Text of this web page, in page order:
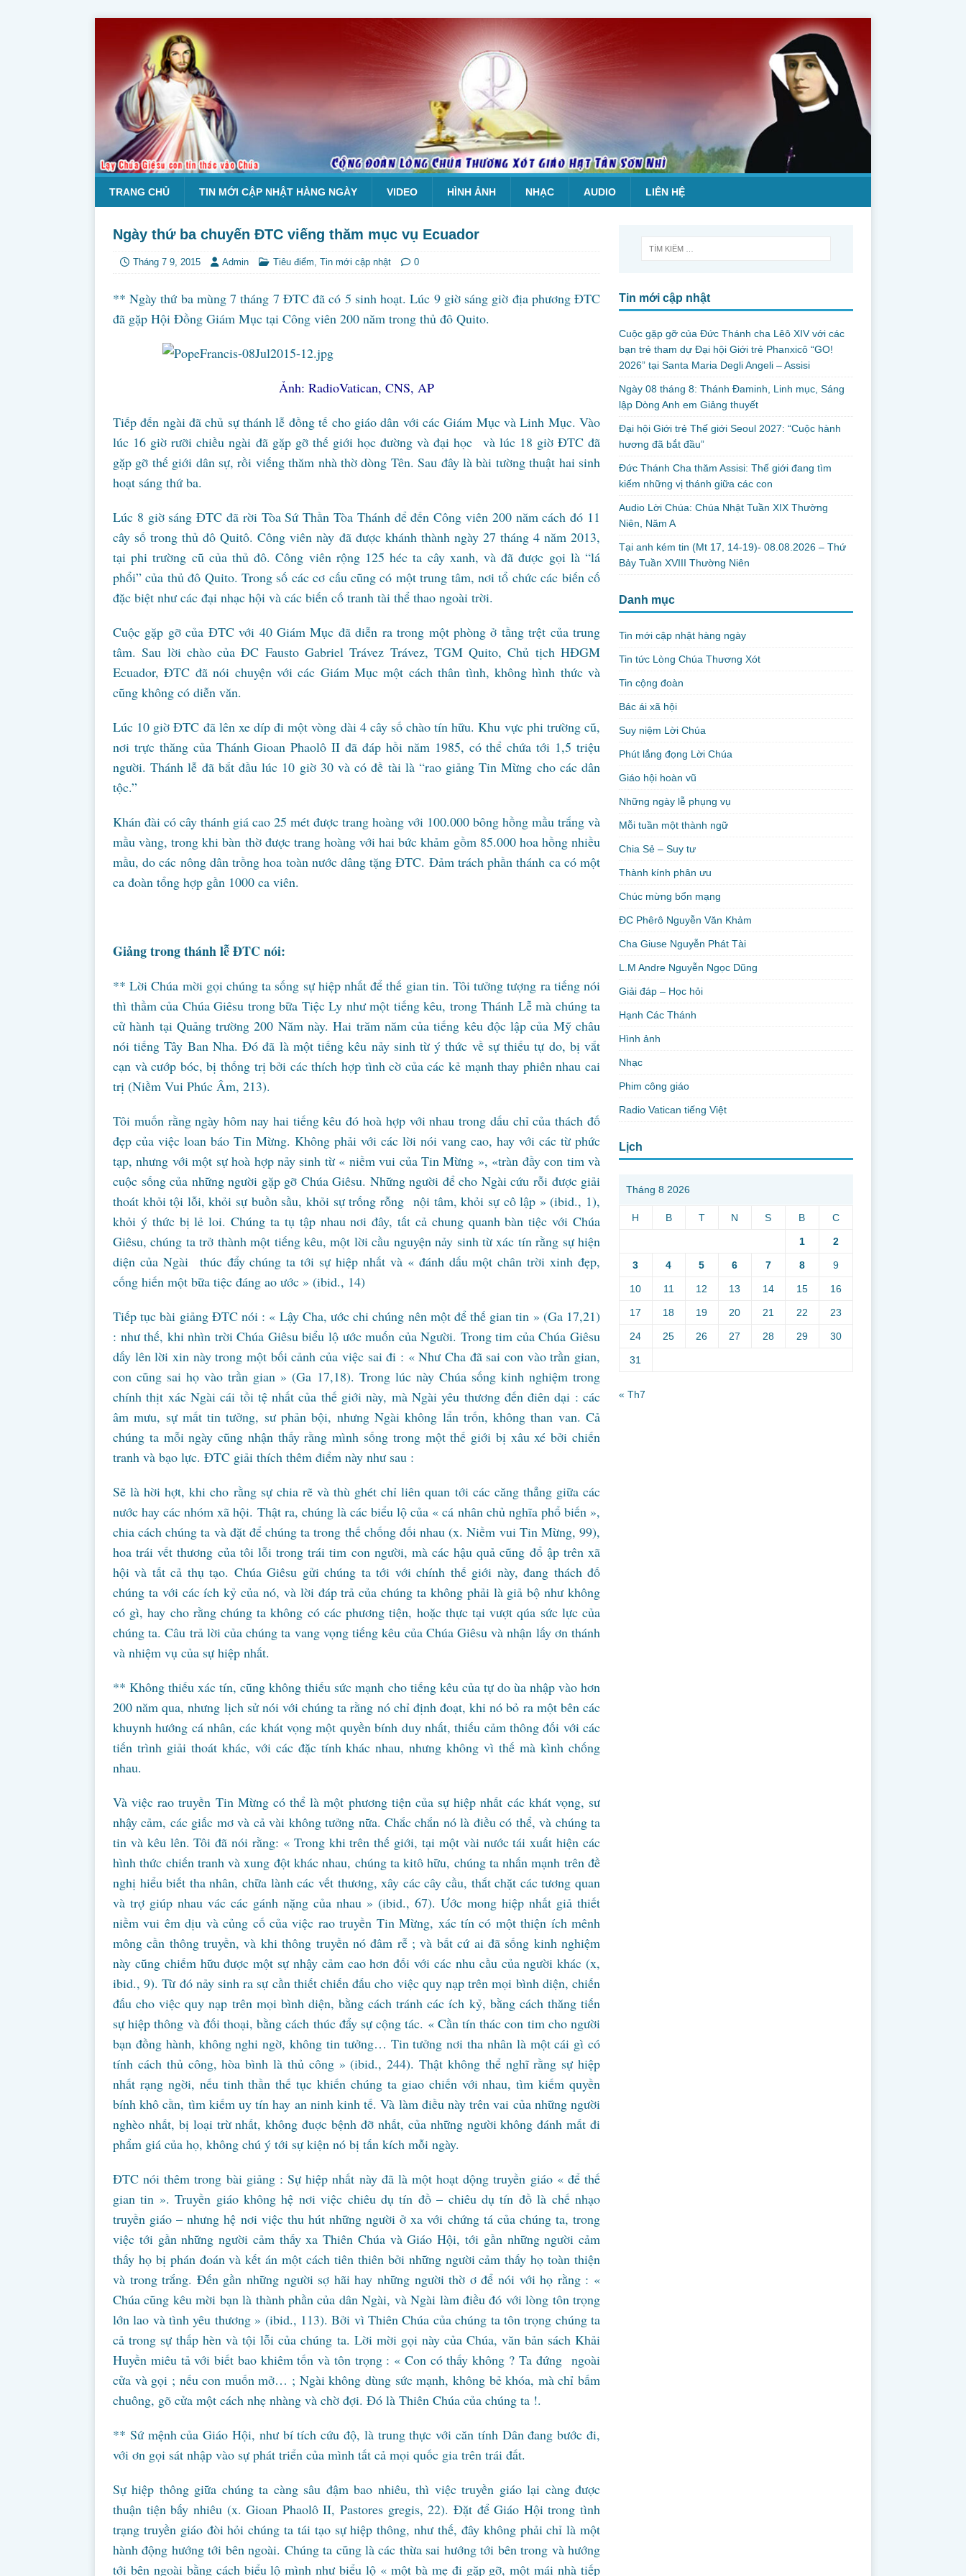
TRANG CHỦ TIN MỚI CẬP NHẬT HÀNG NGÀY VIDEO HÌNH ẢNH NHẠC AUDIO LIÊN HỆ
Ngày thứ ba chuyến ĐTC viếng thăm mục vụ Ecuador
Tháng 7 9, 2015 Admin Tiêu điểm, Tin mới cập nhật 0
** Ngày thứ ba mùng 7 tháng 7 ĐTC đã có 5 sinh hoạt. Lúc 9 giờ sáng giờ địa phương ĐTC
đã gặp Hội Đồng Giám Mục tại Công viên 200 năm trong thủ đô Quito.
Ảnh: RadioVatican, CNS, AP
Tiếp đến ngài đã chủ sự thánh lễ đồng tế cho giáo dân với các Giám Mục và Linh Mục. Vào
lúc 16 giờ rưỡi chiều ngài đã gặp gỡ thế giới học đường và đại học và lúc 18 giờ ĐTC đã
gặp gỡ thế giới dân sự, rồi viếng thăm nhà thờ dòng Tên. Sau đây là bài tường thuật hai sinh
hoạt sáng thứ ba.
Lúc 8 giờ sáng ĐTC đã rời Tòa Sứ Thần Tòa Thánh để đến Công viên 200 năm cách đó 11
cây số trong thủ đô Quitô. Công viên này đã được khánh thành ngày 27 tháng 4 năm 2013,
tại phi trường cũ của thủ đô. Công viên rộng 125 héc ta cây xanh, và đã được gọi là “lá
phổi” của thủ đô Quito. Trong số các cơ cấu cũng có một trung tâm, nơi tổ chức các biến cố
đặc biệt như các đại nhạc hội và các biến cố tranh tài thể thao ngoài trời.
Cuộc gặp gỡ của ĐTC với 40 Giám Mục đã diễn ra trong một phòng ở tầng trệt của trung
tâm. Sau lời chào của ĐC Fausto Gabriel Trávez Trávez, TGM Quito, Chủ tịch HĐGM
Ecuador, ĐTC đã nói chuyện với các Giám Mục một cách thân tình, không hình thức và
cũng không có diễn văn.
Lúc 10 giờ ĐTC đã lên xe díp đi một vòng dài 4 cây số chào tín hữu. Khu vực phi trường cũ,
nơi trực thăng của Thánh Gioan Phaolô II đã đáp hồi năm 1985, có thể chứa tới 1,5 triệu
người. Thánh lễ đã bắt đầu lúc 10 giờ 30 và có đề tài là “rao giảng Tin Mừng cho các dân
tộc.”
Khán đài có cây thánh giá cao 25 mét được trang hoàng với 100.000 bông hồng mầu trắng và
mầu vàng, trong khi bàn thờ được trang hoàng với hai bức khảm gồm 85.000 hoa hồng nhiều
mầu, do các nông dân trồng hoa toàn nước dâng tặng ĐTC. Đảm trách phần thánh ca có một
ca đoàn tổng hợp gần 1000 ca viên.
Giảng trong thánh lễ ĐTC nói:
** Lời Chúa mời gọi chúng ta sống sự hiệp nhất để thế gian tin. Tôi tưởng tượng ra tiếng nói
thì thầm của Chúa Giêsu trong bữa Tiệc Ly như một tiếng kêu, trong Thánh Lễ mà chúng ta
cử hành tại Quảng trường 200 Năm này. Hai trăm năm của tiếng kêu độc lập của Mỹ châu
nói tiếng Tây Ban Nha. Đó đã là một tiếng kêu nảy sinh từ ý thức về sự thiếu tự do, bị vắt
cạn và cướp bóc, bị thống trị bởi các thích hợp tình cờ của các kẻ mạnh thay phiên nhau cai
trị (Niềm Vui Phúc Âm, 213).
Tôi muốn rằng ngày hôm nay hai tiếng kêu đó hoà hợp với nhau trong dấu chỉ của thách đố
đẹp của việc loan báo Tin Mừng. Không phải với các lời nói vang cao, hay với các từ phức
tạp, nhưng với một sự hoà hợp nảy sinh từ « niềm vui của Tin Mừng », «tràn đầy con tim và
cuộc sống của những người gặp gỡ Chúa Giêsu. Những người để cho Ngài cứu rỗi được giải
thoát khỏi tội lỗi, khỏi sự buồn sầu, khỏi sự trống rỗng nội tâm, khỏi sự cô lập » (ibid., 1),
khỏi ý thức bị lẻ loi. Chúng ta tụ tập nhau nơi đây, tất cả chung quanh bàn tiệc với Chúa
Giêsu, chúng ta trở thành một tiếng kêu, một lời cầu nguyện nảy sinh từ xác tín rằng sự hiện
diện của Ngài thúc đẩy chúng ta tới sự hiệp nhất và « đánh dấu một chân trời xinh đẹp,
cống hiến một bữa tiệc đáng ao ước » (ibid., 14)
Tiếp tục bài giảng ĐTC nói : « Lậy Cha, ước chi chúng nên một để thế gian tin » (Ga 17,21)
: như thế, khi nhìn trời Chúa Giêsu biểu lộ ước muốn của Người. Trong tim của Chúa Giêsu
dấy lên lời xin này trong một bối cảnh của việc sai đi : « Như Cha đã sai con vào trần gian,
con cũng sai họ vào trần gian » (Ga 17,18). Trong lúc này Chúa sống kinh nghiệm trong
chính thịt xác Ngài cái tồi tệ nhất của thế giới này, mà Ngài yêu thương đến điên dại : các
âm mưu, sự mất tin tưởng, sư phản bội, nhưng Ngài không lẩn trốn, không than van. Cả
chúng ta mỗi ngày cũng nhận thấy rằng mình sống trong một thế giới bị xâu xé bởi chiến
tranh và bạo lực. ĐTC giải thích thêm điểm này như sau :
Sẽ là hời hợt, khi cho rằng sự chia rẽ và thù ghét chỉ liên quan tới các căng thẳng giữa các
nước hay các nhóm xã hội. Thật ra, chúng là các biểu lộ của « cá nhân chủ nghĩa phổ biến »,
chia cách chúng ta và đặt để chúng ta trong thế chống đối nhau (x. Niềm vui Tin Mừng, 99),
hoa trái vết thương của tôi lỗi trong trái tim con người, mà các hậu quả cũng đổ ập trên xã
hội và tất cả thụ tạo. Chúa Giêsu gửi chúng ta tới với chính thế giới này, đang thách đố
chúng ta với các ích kỷ của nó, và lời đáp trả của chúng ta không phải là giả bộ như không
có gì, hay cho rằng chúng ta không có các phương tiện, hoặc thực tại vượt qúa sức lực của
chúng ta. Câu trả lời của chúng ta vang vọng tiếng kêu của Chúa Giêsu và nhận lấy ơn thánh
và nhiệm vụ của sự hiệp nhất.
** Không thiếu xác tín, cũng không thiếu sức mạnh cho tiếng kêu của tự do ùa nhập vào hơn
200 năm qua, nhưng lịch sử nói với chúng ta rằng nó chỉ định đoạt, khi nó bỏ ra một bên các
khuynh hướng cá nhân, các khát vọng một quyền bính duy nhất, thiếu cảm thông đối với các
tiến trình giải thoát khác, với các đặc tính khác nhau, nhưng không vì thế mà kình chống
nhau.
Và việc rao truyền Tin Mừng có thể là một phương tiện của sự hiệp nhất các khát vọng, sư
nhậy cảm, các giấc mơ và cả vài không tưởng nữa. Chắc chắn nó là điều có thể, và chúng ta
tin và kêu lên. Tôi đã nói rằng: « Trong khi trên thế giới, tại một vài nước tái xuất hiện các
hình thức chiến tranh và xung đột khác nhau, chúng ta kitô hữu, chúng ta nhấn mạnh trên đề
nghị hiểu biết tha nhân, chữa lành các vết thương, xây các cây cầu, thắt chặt các tương quan
và trợ giúp nhau vác các gánh nặng của nhau » (ibid., 67). Ước mong hiệp nhất giả thiết
niềm vui êm dịu và củng cố của việc rao truyền Tin Mừng, xác tín có một thiện ích mênh
mông cần thông truyền, và khi thông truyền nó đâm rễ ; và bất cứ ai đã sống kinh nghiệm
này cũng chiếm hữu được một sự nhậy cảm cao hơn đối với các nhu cầu của người khác (x,
ibid., 9). Từ đó nảy sinh ra sự cần thiết chiến đấu cho việc quy nạp trên mọi bình diện, chiến
đấu cho việc quy nạp trên mọi bình diện, bằng cách tránh các ích kỷ, bằng cách thăng tiến
sự hiệp thông và đối thoại, bằng cách thúc đẩy sự cộng tác. « Cần tín thác con tim cho người
bạn đồng hành, không nghi ngờ, không tin tưởng… Tin tưởng nơi tha nhân là một cái gì có
tính cách thủ công, hòa bình là thủ công » (ibid., 244). Thật không thể nghĩ rằng sự hiệp
nhất rạng ngời, nếu tinh thần thế tục khiến chúng ta giao chiến với nhau, tìm kiếm quyền
bính khô cằn, tìm kiếm uy tín hay an ninh kinh tế. Và làm điều này trên vai của những người
nghèo nhất, bị loại trừ nhất, không đuợc bệnh đỡ nhất, của những người không đánh mất đi
phẩm giá của họ, không chú ý tới sự kiện nó bị tấn kích mỗi ngày.
ĐTC nói thêm trong bài giảng : Sự hiệp nhất này đã là một hoạt dộng truyền giáo « để thế
gian tin ». Truyền giáo không hệ nơi việc chiêu dụ tín đồ – chiêu dụ tín đồ là chế nhạo
truyền giáo – nhưng hệ nơi việc thu hút những người ở xa với chứng tá của chúng ta, trong
việc tới gần những người cảm thấy xa Thiên Chúa và Giáo Hội, tới gần những người cảm
thấy họ bị phán đoán và kết án một cách tiên thiên bởi những người cảm thấy họ toàn thiện
và trong trắng. Đến gần những người sợ hãi hay những người thờ ơ để nói với họ rằng : «
Chúa cũng kêu mời bạn là thành phần của dân Ngài, và Ngài làm điều đó với lòng tôn trọng
lớn lao và tình yêu thương » (ibid., 113). Bởi vì Thiên Chúa của chúng ta tôn trọng chúng ta
cả trong sự thấp hèn và tội lỗi của chúng ta. Lời mời gọi này của Chúa, văn bản sách Khải
Huyền miêu tả với biết bao khiêm tốn và tôn trọng : « Con có thấy không ? Ta đứng ngoài
cửa và gọi ; nếu con muốn mở… ; Ngài không dùng sức mạnh, không bẻ khóa, mà chỉ bấm
chuông, gõ cửa một cách nhẹ nhàng và chờ đợi. Đó là Thiên Chúa của chúng ta !.
** Sứ mệnh của Giáo Hội, như bí tích cứu độ, là trung thực với căn tính Dân đang bước đi,
với ơn gọi sát nhập vào sự phát triển của mình tất cả mọi quốc gia trên trái đất.
Sự hiệp thông giữa chúng ta càng sâu đậm bao nhiêu, thì việc truyền giáo lại càng được
thuận tiện bấy nhiêu (x. Gioan Phaolô II, Pastores gregis, 22). Đặt để Giáo Hội trong tình
trạng truyền giáo đòi hỏi chúng ta tái tạo sự hiệp thông, như thế, đây không phải chỉ là một
hành động hướng tới bên ngoài. Chúng ta cũng là các thừa sai hướng tới bên trong và hướng
tới bên ngoài bằng cách biểu lộ mình như biểu lộ « một bà mẹ đi gặp gỡ, một mái nhà tiếp
Tin mới cập nhật
Cuộc gặp gỡ của Đức Thánh cha Lêô XIV với các
bạn trẻ tham dự Đại hội Giới trẻ Phanxicô “GO!
2026” tại Santa Maria Degli Angeli – Assisi
Ngày 08 tháng 8: Thánh Đaminh, Linh mục, Sáng
lập Dòng Anh em Giảng thuyết
Đại hội Giới trẻ Thế giới Seoul 2027: “Cuộc hành
hương đã bắt đầu”
Đức Thánh Cha thăm Assisi: Thế giới đang tìm
kiếm những vị thánh giữa các con
Audio Lời Chúa: Chúa Nhật Tuần XIX Thường
Niên, Năm A
Tại anh kém tin (Mt 17, 14-19)- 08.08.2026 – Thứ
Bảy Tuần XVIII Thường Niên
Danh mục
Tin mới cập nhật hàng ngày
Tin tức Lòng Chúa Thương Xót
Tin cộng đoàn
Bác ái xã hội
Suy niệm Lời Chúa
Phút lắng đọng Lời Chúa
Giáo hội hoàn vũ
Những ngày lễ phụng vụ
Mỗi tuần một thành ngữ
Chia Sẻ – Suy tư
Thành kính phân ưu
Chúc mừng bổn mạng
ĐC Phêrô Nguyễn Văn Khảm
Cha Giuse Nguyễn Phát Tài
L.M Andre Nguyễn Ngọc Dũng
Giải đáp – Học hỏi
Hạnh Các Thánh
Hình ảnh
Nhạc
Phim công giáo
Radio Vatican tiếng Việt
Lịch
Tháng 8 2026
H B T N S B C
1 2
3 4 5 6 7 8 9
10 11 12 13 14 15 16
17 18 19 20 21 22 23
24 25 26 27 28 29 30
31
« Th7